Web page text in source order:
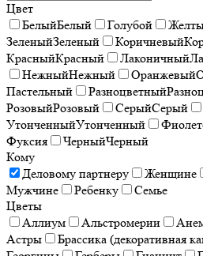
Цвет
БелыйБелый Голубой
ЗеленыйЗеленый Коричневый
КрасныйКрасный Лаконичный
НежныйНежный Оранжевый
Пастельный
Разноцветный
РозовыйРозовый СерыйСерый
УтонченныйУтонченный
Фуксия
ЧерныйЧерный
Кому
Деловому партнеру
Женщине
Мужчине
Ребенку
Семье
Цветы
Аллиум
Альстромерии
Астры
Брассика (декоративная